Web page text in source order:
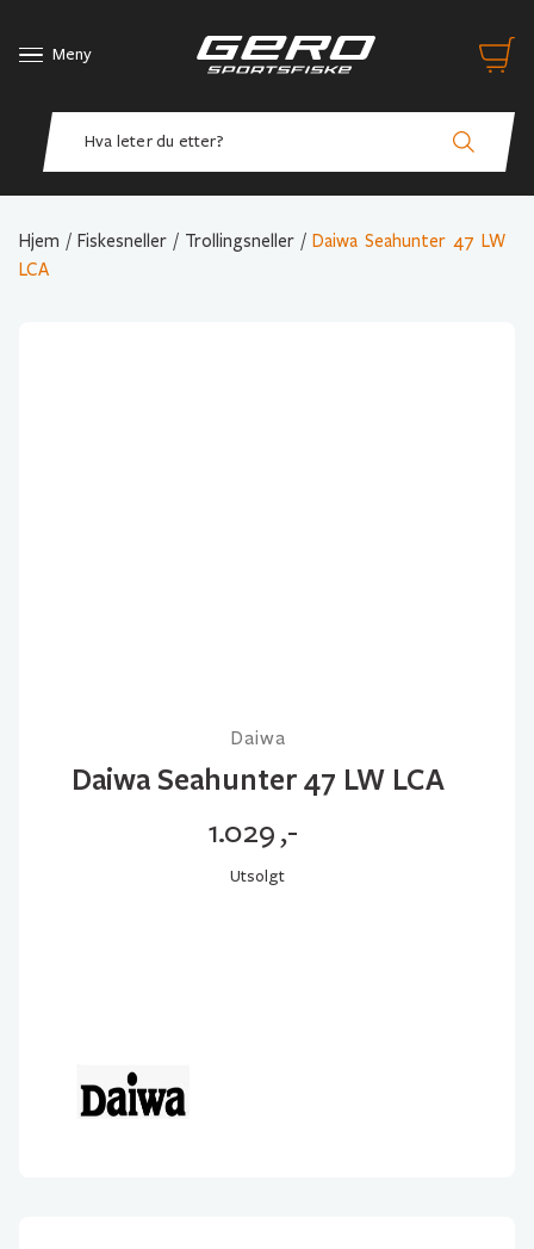
Meny
Hjem / Fiskesneller / Trollingsneller / Daiwa Seahunter 47 LW
LCA
Daiwa
Daiwa Seahunter 47 LW LCA
1.029,-
Utsolgt